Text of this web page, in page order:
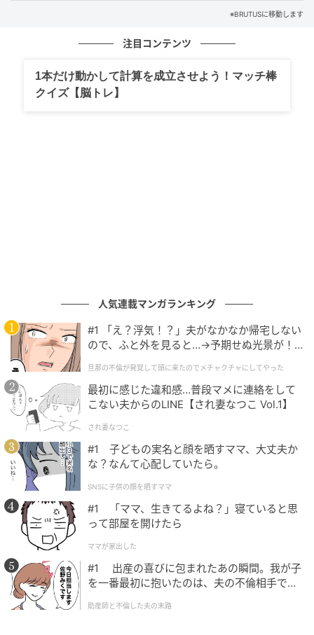
カンパーニュサンド 店のシグネチャーの一つ、カンパーニュで作るバインミ
ー風サンドイッチ。肉のパテと合わせるのは、なますではなくナンプラー風
味の野菜のラペ。パクチーの香味も相まって、フレッシュで軽快な味わい。
880円〜。
※BRUTUSに移動します
注目コンテンツ
1本だけ動かして計算を成立させよう！マッチ棒
クイズ【脳トレ】
人気連載マンガランキング
#1 「え？浮気！？」夫がなかなか帰宅しない
ので、ふと外を見ると…→予期せぬ光景が！
クチャにしてやった
旦那の不倫が発覚して頭に来たのでメチャクチャにしてやった
最初に感じた違和感…普段マメに連絡をして
こない夫からのLINE【され妻なつこ Vol.1】
され妻なつこ
#1 子どもの実名と顔を晒すママ、大丈夫か
な？なんて心配していたら。
SNSに子供の顔を晒すママ
#1 「ママ、生きてるよね？」寝ていると思
って部屋を開けたら
ママが家出した
#1 出産の喜びに包まれたあの瞬間。我が子
を一番最初に抱いたのは、夫の不倫相手でし
助産師と不倫した夫の末路